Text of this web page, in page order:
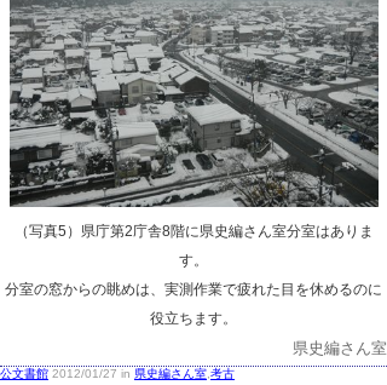
（写真5）県庁第2庁舎8階に県史編さん室分室はありま
す。
分室の窓からの眺めは、実測作業で疲れた目を休めるのに
役立ちます。
県史編さん室
公文書館 2012/01/27 in 県史編さん室,考古